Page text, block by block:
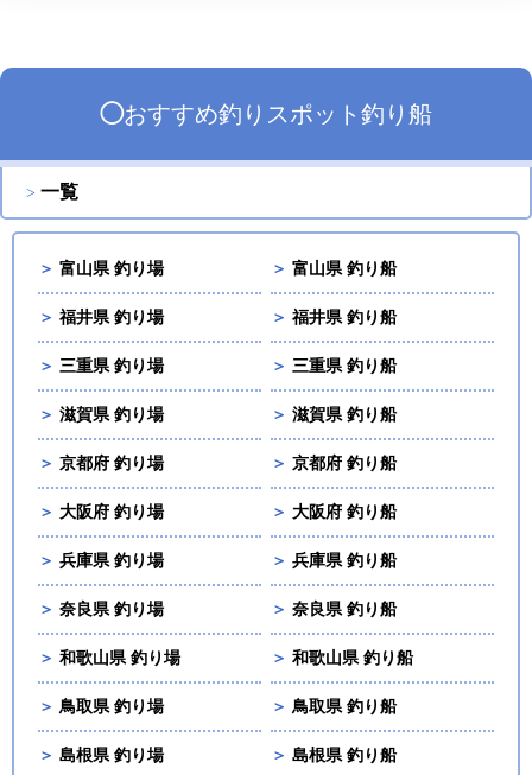
◯おすすめ釣りスポット 釣り船
一覧
＞ 富山県 釣り場 ＞ 富山県 釣り船
＞ 福井県 釣り場 ＞ 福井県 釣り船
＞ 三重県 釣り場 ＞ 三重県 釣り船
＞ 滋賀県 釣り場 ＞ 滋賀県 釣り船
＞ 京都府 釣り場 ＞ 京都府 釣り船
＞ 大阪府 釣り場 ＞ 大阪府 釣り船
＞ 兵庫県 釣り場 ＞ 兵庫県 釣り船
＞ 奈良県 釣り場 ＞ 奈良県 釣り船
＞ 和歌山県 釣り場 ＞ 和歌山県 釣り船
＞ 鳥取県 釣り場 ＞ 鳥取県 釣り船
＞ 島根県 釣り場 ＞ 島根県 釣り船